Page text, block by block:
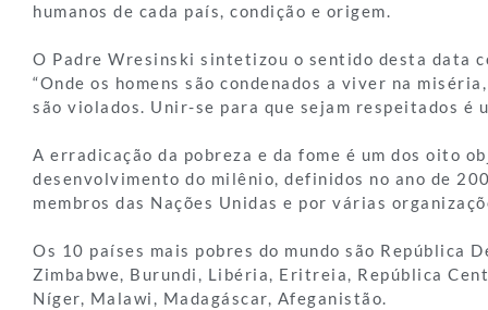
humanos de cada país, condição e origem.
O Padre Wresinski sintetizou o sentido desta data
“Onde os homens são condenados a viver na
são violados. Unir-se para que sejam respeitados é
A erradicação da pobreza e da fome é um dos oito
desenvolvimento do milênio, definidos no ano de
membros das Nações Unidas e por várias
Os 10 países mais pobres do mundo são República
Zimbabwe, Burundi, Libéria, Eritreia, República
Níger, Malawi, Madagáscar, Afeganistão.